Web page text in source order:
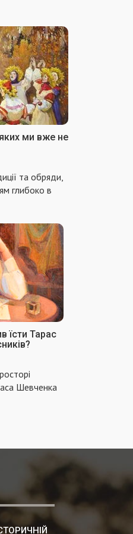
яких ми вже не
та обряди,
глибоко в
їсти Тарас
Шевченка